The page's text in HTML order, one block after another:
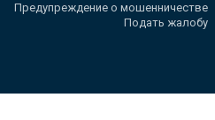
Предупреждение о мошенничестве
Подать жалобу